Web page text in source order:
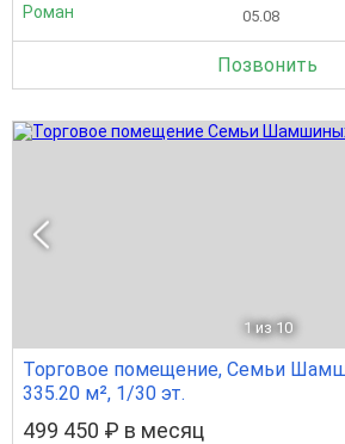
Роман 05.08
Позвонить
1 из 10
Торговое помещение, Семьи
335.20 м², 1/30 эт.
499 450 ₽ в месяц